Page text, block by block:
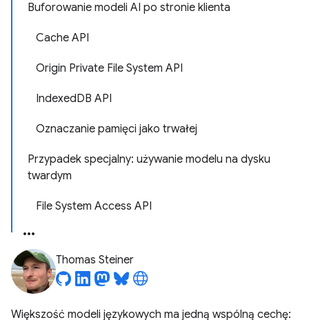
Buforowanie modeli AI po stronie klienta
Cache API
Origin Private File System API
IndexedDB API
Oznaczanie pamięci jako trwałej
Przypadek specjalny: używanie modelu na dysku
twardym
File System Access API
Thomas Steiner
Większość modeli językowych ma jedną wspólną cechę: